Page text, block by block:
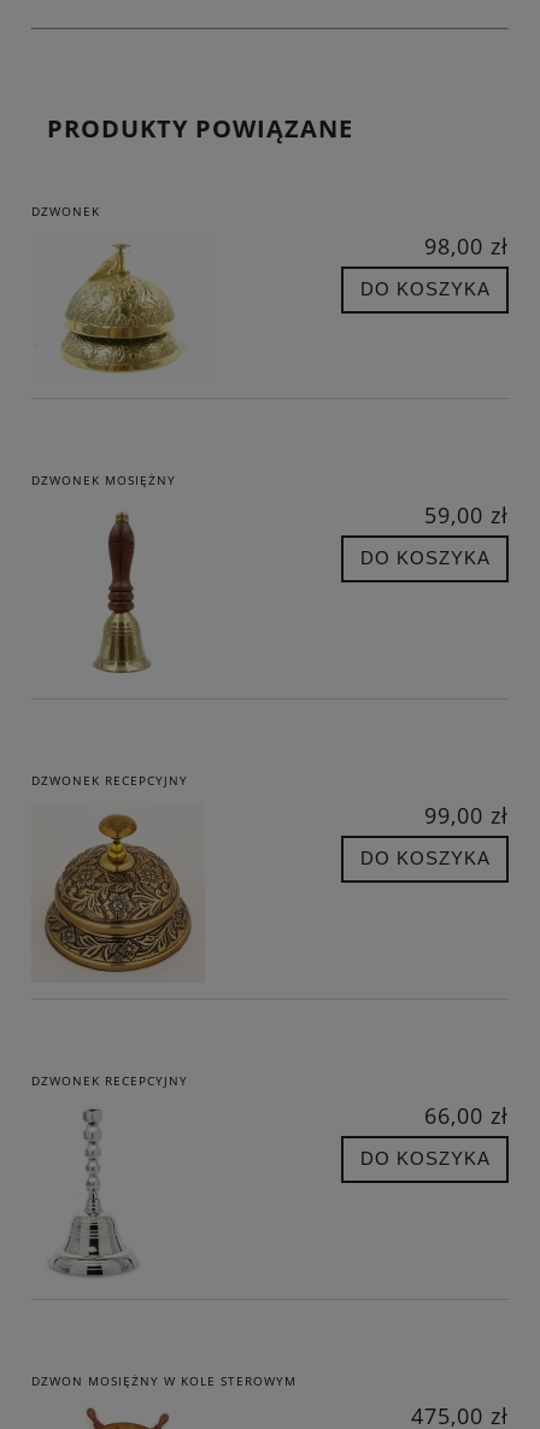
PRODUKTY POWIĄZANE
DZWONEK
98,00 zł
DO KOSZYKA
DZWONEK MOSIĘŻNY
59,00 zł
DO KOSZYKA
DZWONEK RECEPCYJNY
99,00 zł
DO KOSZYKA
DZWONEK RECEPCYJNY
66,00 zł
DO KOSZYKA
DZWON MOSIĘŻNY W KOLE STEROWYM
475,00 zł